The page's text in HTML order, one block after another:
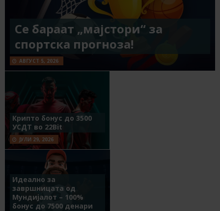
Се бараат „мајстори“ за
спортска прогноза!
АВГУСТ 5, 2026
Крипто бонус до 3500
УСДТ во 22Bit
ЈУЛИ 29, 2026
Идеално за
завршницата од
Мундијалот – 100%
бонус до 7500 денари